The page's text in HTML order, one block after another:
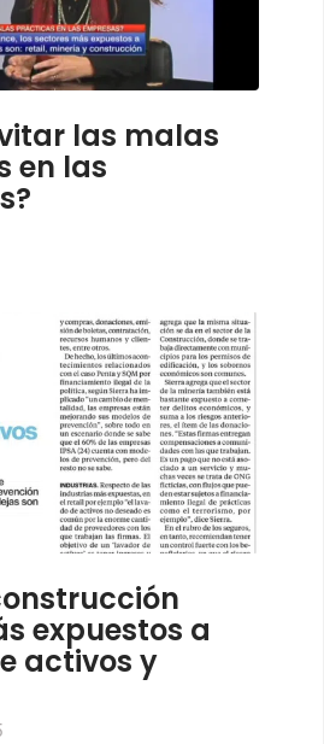
las malas
en las
expuestos a
activos y